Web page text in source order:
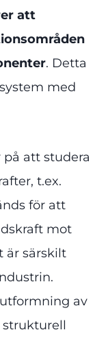
att
. Detta
med
på att studera
t.ex.
för att
mot
är särskilt
av